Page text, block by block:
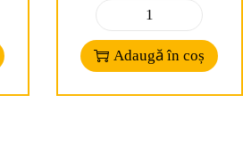
10cm component
Adaugă în coș